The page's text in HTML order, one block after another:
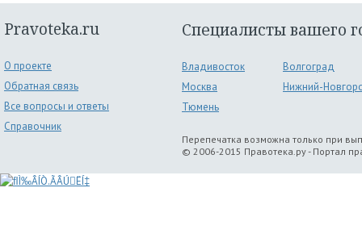
Pravoteka.ru
О проекте
Обратная связь
Все вопросы и ответы
Справочник
Специалисты вашего
Владивосток
Волгоград
Москва
Нижний-
Тюмень
Перепечатка возможна только при
© 2006-2015 Правотека.ру - Портал